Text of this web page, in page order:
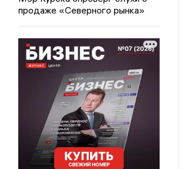
продаже «Северного рынка»